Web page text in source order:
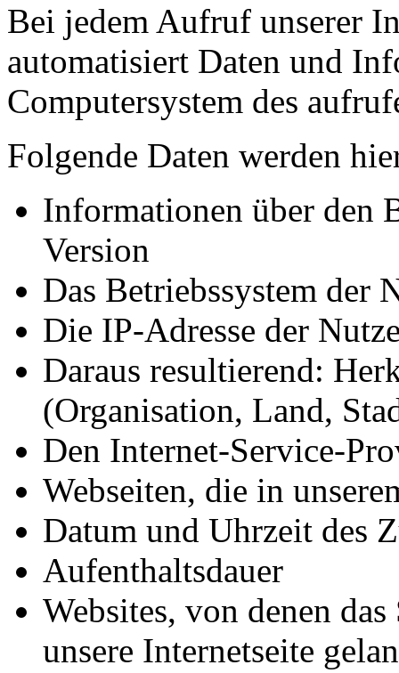
Bei jedem Aufruf unserer
automatisiert Daten und
Computersystem des
Folgende Daten werden
Informationen über den
Version
Das Betriebssystem der
Die IP-Adresse der
Daraus resultierend:
(Organisation, Land,
Den Internet-Service-
Webseiten, die in
Datum und Uhrzeit des
Aufenthaltsdauer
Websites, von denen
unsere Internetseite